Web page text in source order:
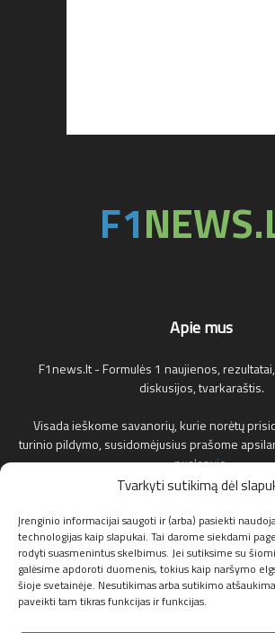
Tvarkyti sutikimą dėl
Įrenginio informacijai saugoti ir (arba) pasiekti
technologijas kaip slapukai. Tai darome siekdami
rodyti suasmenintus skelbimus. Jei sutiksime su
galėsime apdoroti duomenis, tokius kaip naršymo
šioje svetainėje. Nesutikimas arba sutikimo
paveikti tam tikras funkcijas ir funkcijas.
Apie mus
F1news.lt - Formulės 1 naujienos,
diskusijos, tvarkaraštis.
Visada ieškome savanorių, kurie norėtų
turinio pildymo, susidomėjusius prašome
puslapyje.
adresu.
Susisiekite:info@f1news.lt